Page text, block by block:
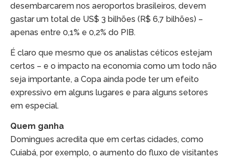
desembarcarem nos aeroportos brasileiros, devem
gastar um total de US$ 3 bilhões (R$ 6,7 bilhões) –
apenas entre 0,1% e 0,2% do PIB.
É claro que mesmo que os analistas céticos estejam
certos – e o impacto na economia como um todo não
seja importante, a Copa ainda pode ter um efeito
expressivo em alguns lugares e para alguns setores
em especial.
Quem ganha
Domingues acredita que em certas cidades, como
Cuiabá, por exemplo, o aumento do fluxo de visitantes